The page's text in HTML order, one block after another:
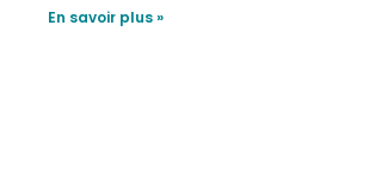
En savoir plus »